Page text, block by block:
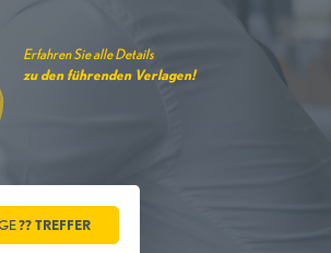
Erfahren Sie alle Details
zu den führenden Verlagen!
?? TREFFER